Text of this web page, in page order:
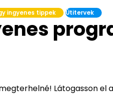
ingyenes tippek Útitervek
Látogasson el